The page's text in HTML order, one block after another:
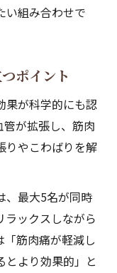
い組み合わせで
ポイント
果が科学的にも認
が拡張し、筋肉
りやこわばりを解
、最大5名が同時
ラックスしながら
筋肉痛が軽減し
とより効果的」と